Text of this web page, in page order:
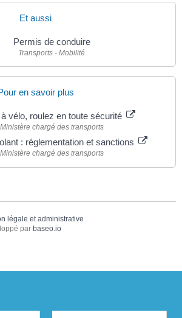
Et aussi
Permis de conduire
Transports - Mobilité
en savoir plus
vélo, roulez en toute sécurité
Ministère chargé des transports
: réglementation et sanctions
Ministère chargé des transports
légale et administrative
par baseo.io